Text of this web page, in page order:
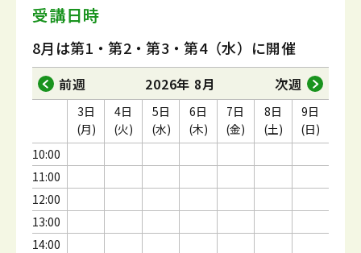
受講日時
8月は第1・第2・第3・第4（水）に開催
前週 2026年 8月 次週
10:00
11:00
12:00
13:00
14:00
3日
(月)
4日
(火)
5日
(水)
6日
(木)
7日
(金)
8日
(土)
9日
(日)